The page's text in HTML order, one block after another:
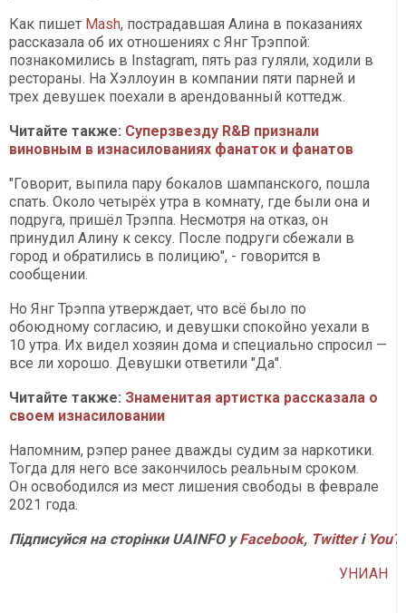
Как пишет Mash, пострадавшая Алина в показаниях
рассказала об их отношениях с Янг Трэппой:
познакомились в Instagram, пять раз гуляли, ходили в
рестораны. На Хэллоуин в компании пяти парней и
трех девушек поехали в арендованный коттедж.
Читайте также: Суперзвезду R&B признали
виновным в изнасилованиях фанаток и фанатов
"Говорит, выпила пару бокалов шампанского, пошла
спать. Около четырёх утра в комнату, где были она и
подруга, пришёл Трэппа. Несмотря на отказ, он
принудил Алину к сексу. После подруги сбежали в
город и обратились в полицию", - говорится в
сообщении.
Но Янг Трэппа утверждает, что всё было по
обоюдному согласию, и девушки спокойно уехали в
10 утра. Их видел хозяин дома и специально спросил —
все ли хорошо. Девушки ответили "Да".
Читайте также: Знаменитая артистка рассказала о
своем изнасиловании
Напомним, рэпер ранее дважды судим за наркотики.
Тогда для него все закончилось реальным сроком.
Он освободился из мест лишения свободы в феврале
2021 года.
Підписуйся на сторінки UAINFO уFacebook, Twitterі
УНИАН